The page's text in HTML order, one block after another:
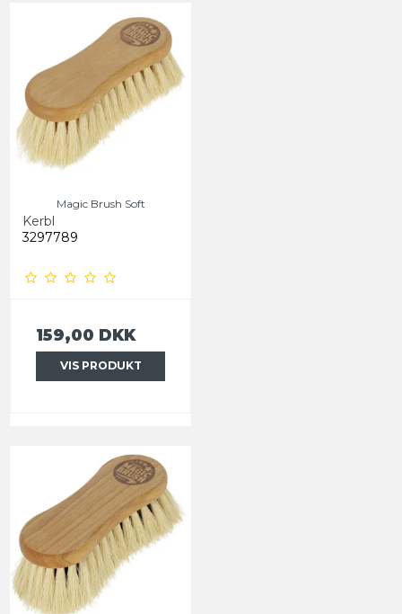
Magic Brush Soft
Kerbl
3297789
159,00 DKK
VIS PRODUKT